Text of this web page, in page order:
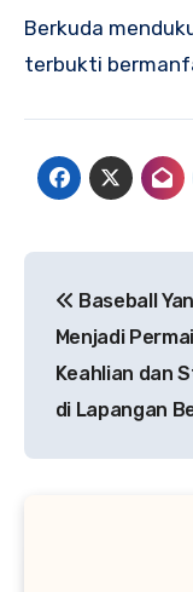
Berkuda
terbukti
pos
Baseball
Menjadi
Keahlian dan
di Lapangan